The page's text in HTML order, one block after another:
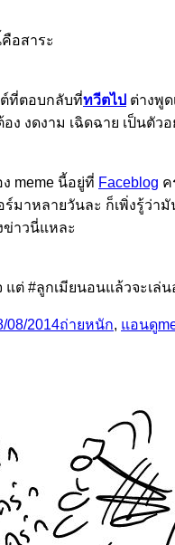
อสาระ
ที่ตอบกลับที่ทวีตไป ต่างพูด
ง งดงาม เฉิดฉาย เป็นตัว
meme นี้อยู่ที่ Faceblog ค
ร์มาหลายวันละ ก็เพิ่งรู้ว่ามั
าวนี่แหละ
แต่ #ลูกเมียนอนแล้วจะเล่
08/2014Categories
ถ่ายหนัก, แอนดู